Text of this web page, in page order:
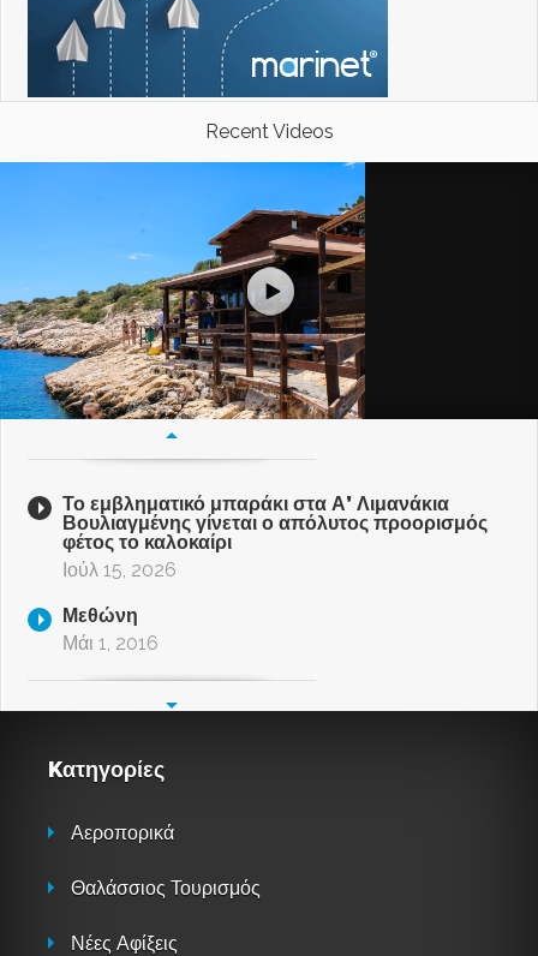
Recent Videos
Το εμβληματικό μπαράκι στα Α’ Λιμανάκια
Βουλιαγμένης γίνεται ο απόλυτος προορισμός
φέτος το καλοκαίρι
Ιούλ 15, 2026
Μεθώνη
Μάι 1, 2016
Kατηγορίες
Αεροπορικά
Θαλάσσιος Τουρισμός
Νέες Αφίξεις